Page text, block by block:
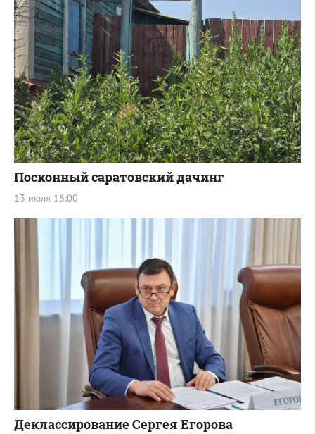
Посконный саратовский дачинг
13 июля 16:00
Деклассирование Сергея Егорова